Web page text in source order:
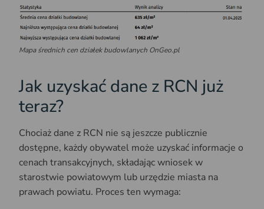
Mapa średnich cen działek budowlanych OnGeo.pl
Jak uzyskać dane z RCN już
teraz?
Chociaż dane z RCN nie są jeszcze publicznie
dostępne, każdy obywatel może uzyskać informacje o
cenach transakcyjnych, składając wniosek w
starostwie powiatowym lub urzędzie miasta na
prawach powiatu. Proces ten wymaga: